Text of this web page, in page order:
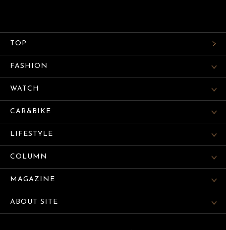
TOP
FASHION
WATCH
CAR&BIKE
LIFESTYLE
COLUMN
MAGAZINE
ABOUT SITE